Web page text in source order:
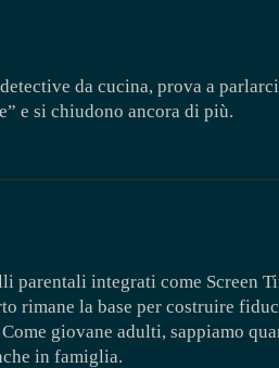
da cucina, prova a
e si chiudono ancora di più.
parentali integrati come Screen
rimane la base per costruire
giovane adulti, sappiamo
in famiglia.